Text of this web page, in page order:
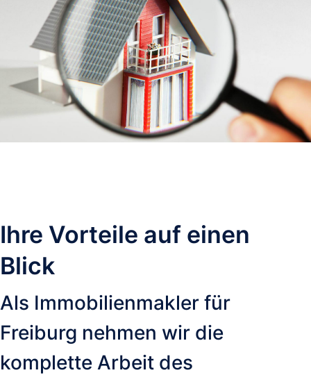
Ihre Vorteile auf einen
Blick
Als Immobilienmakler für
Freiburg nehmen wir die
komplette Arbeit des